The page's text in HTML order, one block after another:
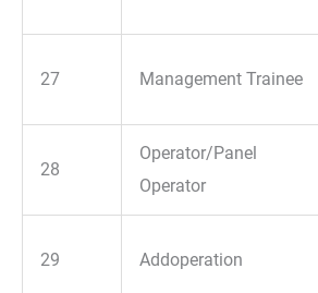
27 Management Trainee
28
Operator/Panel
Operator
29 Addoperation